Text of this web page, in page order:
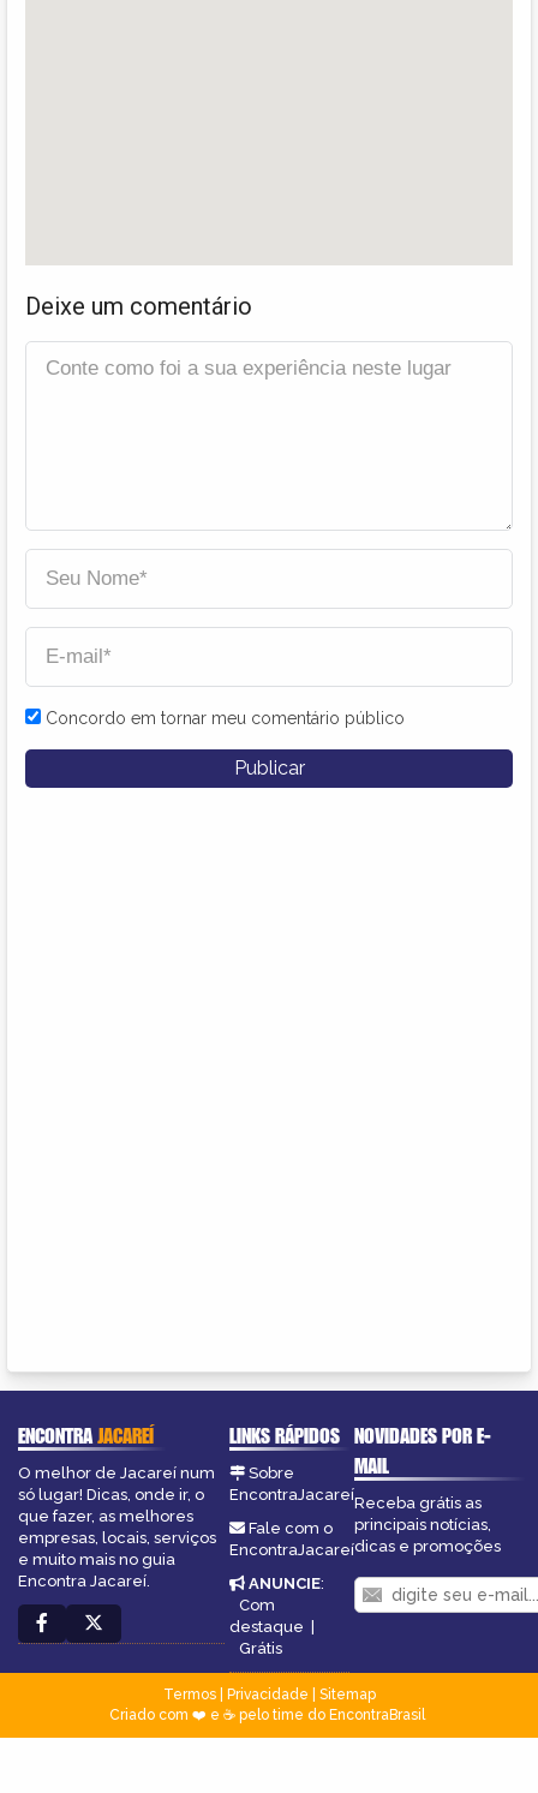
Deixe um comentário
Concordo em tornar meu comentário público
ENCONTRAJACAREÍ
O melhor de Jacareí num
só lugar! Dicas, onde ir, o
que fazer, as melhores
empresas, locais, serviços
e muito mais no guia
Encontra Jacareí.
LINKS RÁPIDOS
Sobre
EncontraJacareí
Fale com o
EncontraJacareí
ANUNCIE:
Com
destaque
Grátis
NOVIDADES POR E-
MAIL
Receba grátis as
principais notícias,
dicas e promoções
Termos| Privacidade
Sitemap
Criado com ❤️ e ☕ pelo time do EncontraBrasil